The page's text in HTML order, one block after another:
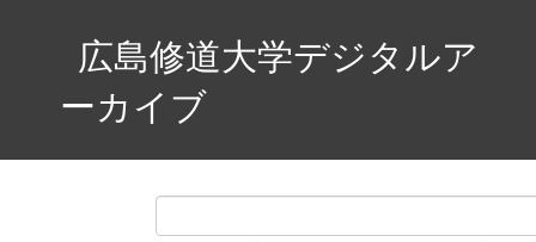
広島修道大学デジタルア
ーカイブ